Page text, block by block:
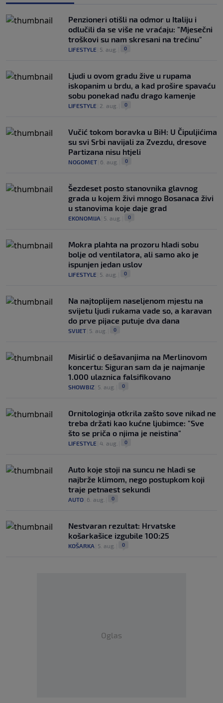
Penzioneri otišli na odmor u Italiju i
odlučili da se više ne vraćaju: "Mjesečni
troškovi su nam skresani na trećinu"
LIFESTYLE 5. aug. 0
Ljudi u ovom gradu žive u rupama
iskopanim u brdu, a kad prošire spavaću
sobu ponekad nađu drago kamenje
LIFESTYLE 2. aug. 0
Vučić tokom boravka u BiH: U Čipuljićima
su svi Srbi navijali za Zvezdu, dresove
Partizana nisu htjeli
NOGOMET 6. aug. 0
Šezdeset posto stanovnika glavnog
grada u kojem živi mnogo Bosanaca živi
u stanovima koje daje grad
EKONOMIJA 5. aug. 0
Mokra plahta na prozoru hladi sobu
bolje od ventilatora, ali samo ako je
ispunjen jedan uslov
LIFESTYLE 5. aug. 0
Na najtoplijem naseljenom mjestu na
svijetu ljudi rukama vade so, a karavan
do prve pijace putuje dva dana
SVIJET 5. aug. 0
Misirlić o dešavanjima na Merlinovom
koncertu: Siguran sam da je najmanje
1.000 ulaznica falsifikovano
SHOWBIZ 5. aug. 0
Ornitologinja otkrila zašto sove nikad ne
treba držati kao kućne ljubimce: "Sve
što se priča o njima je neistina"
LIFESTYLE 4. aug. 0
Auto koje stoji na suncu ne hladi se
najbrže klimom, nego postupkom koji
traje petnaest sekundi
AUTO 6. aug. 0
Nestvaran rezultat: Hrvatske
košarkašice izgubile 100:25
KOŠARKA 5. aug. 0
Oglas